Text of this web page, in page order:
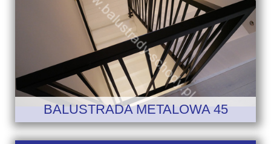
BALUSTRADA METALOWA 45